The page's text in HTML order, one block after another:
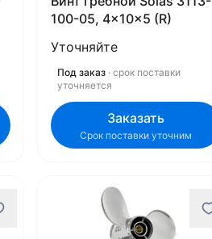
100-05, 4x10x5 (R)
Уточняйте
Под заказ· срок поставки
уточняется
Заказать
Срок поставки уточним